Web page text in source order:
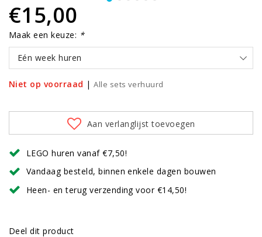
€15,00
Maak een keuze: *
Eén week huren
Niet op voorraad |Alle sets verhuurd
Aan verlanglijst toevoegen
LEGO huren vanaf €7,50!
Vandaag besteld, binnen enkele dagen bouwen
Heen- en terug verzending voor €14,50!
Deel dit product